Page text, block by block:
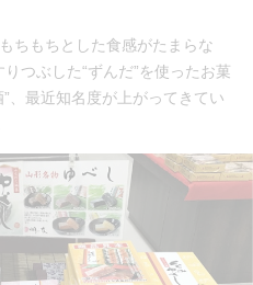
ちもちとした食感がたまらな
りつぶした“ずんだ”を使ったお菓
、最近知名度が上がってきてい